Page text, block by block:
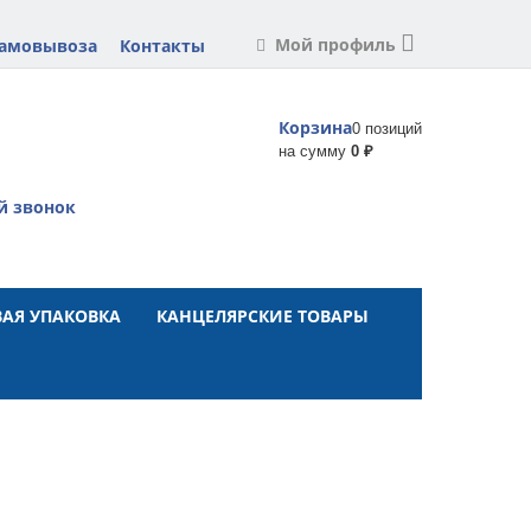
Мой профиль
Контакты
звонок
Корзина0 позиций
на сумму 0 ₽
УПАКОВКА КАНЦЕЛЯРСКИЕ ТОВАРЫ